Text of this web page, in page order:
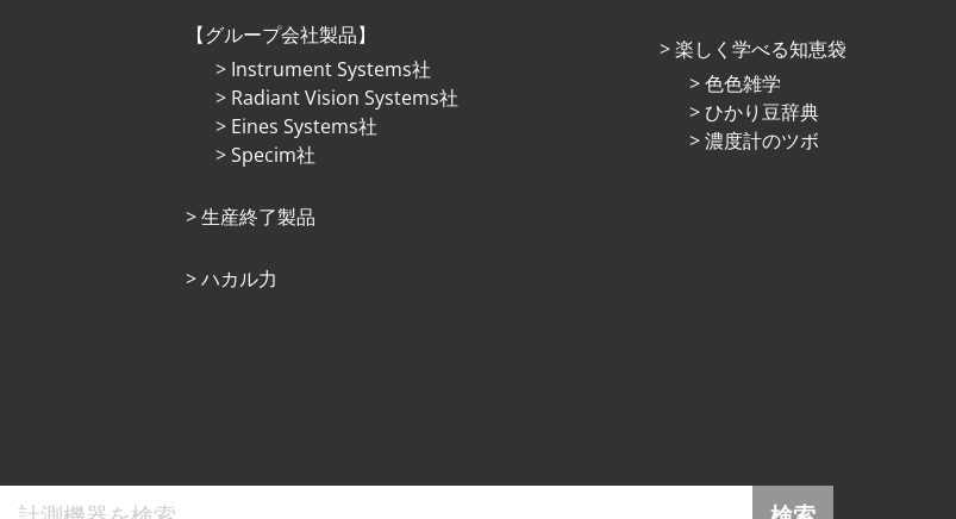
グループ会社製品
Instrument Systems社
Radiant Vision Systems社
Eines Systems社
Specim社
⽣産終了製品
ハカル力
楽しく学べる知恵袋
⾊⾊雑学
ひかり⾖辞典
濃度計のツボ